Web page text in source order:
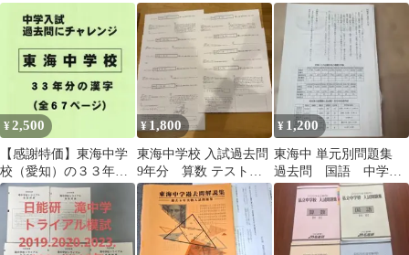
年版 英俊社 赤本
入試 A book for You)
¥2,500
【感謝特価】東海中学
校（愛知）の３３年分
の過去問『漢字の読
み・書き』
¥1,800
東海中学校 入試過去問
9年分 算数 テスト用
紙セット 未記入 テ
スト形式
¥ 1,200
東海中 単元別問題集
過去問 国語 中学入
試出版